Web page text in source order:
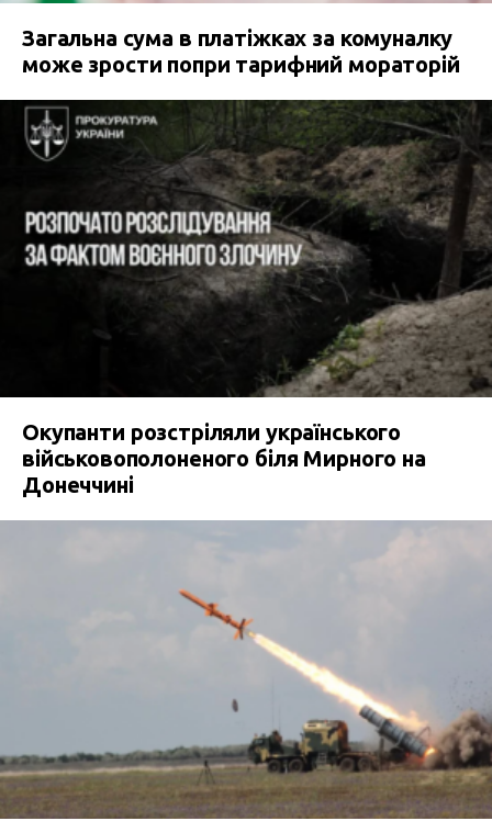
Загальна сума в платіжках за комуналку
може зрости попри тарифний мораторій
Окупанти розстріляли українського
військовополоненого біля Мирного на
Донеччині